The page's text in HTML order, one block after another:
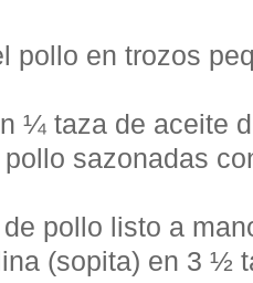
pollo en trozos
¼ taza de aceite
sazonadas
pollo listo a
(sopita) en 3 ½